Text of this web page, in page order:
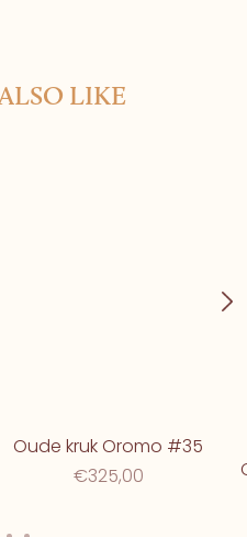
LIKE
Oude kruk Oromo #35
€325,00